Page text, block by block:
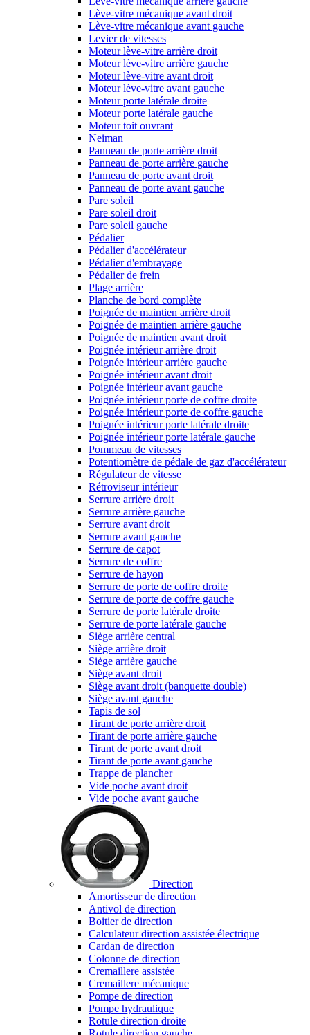
Lève-vitre mécanique avant droit
Lève-vitre mécanique avant gauche
Levier de vitesses
Moteur lève-vitre arrière droit
Moteur lève-vitre arrière gauche
Moteur lève-vitre avant droit
Moteur lève-vitre avant gauche
Moteur porte latérale droite
Moteur porte latérale gauche
Moteur toit ouvrant
Neiman
Panneau de porte arrière droit
Panneau de porte arrière gauche
Panneau de porte avant droit
Panneau de porte avant gauche
Pare soleil
Pare soleil droit
Pare soleil gauche
Pédalier
Pédalier d'accélérateur
Pédalier d'embrayage
Pédalier de frein
Plage arrière
Planche de bord complète
Poignée de maintien arrière droit
Poignée de maintien arrière gauche
Poignée de maintien avant droit
Poignée intérieur arrière droit
Poignée intérieur arrière gauche
Poignée intérieur avant droit
Poignée intérieur avant gauche
Poignée intérieur porte de coffre droite
Poignée intérieur porte de coffre gauche
Poignée intérieur porte latérale droite
Poignée intérieur porte latérale gauche
Pommeau de vitesses
Potentiomètre de pédale de gaz d'accélérateur
Régulateur de vitesse
Rétroviseur intérieur
Serrure arrière droit
Serrure arrière gauche
Serrure avant droit
Serrure avant gauche
Serrure de capot
Serrure de coffre
Serrure de hayon
Serrure de porte de coffre droite
Serrure de porte de coffre gauche
Serrure de porte latérale droite
Serrure de porte latérale gauche
Siège arrière central
Siège arrière droit
Siège arrière gauche
Siège avant droit
Siège avant droit (banquette double)
Siège avant gauche
Tapis de sol
Tirant de porte arrière droit
Tirant de porte arrière gauche
Tirant de porte avant droit
Tirant de porte avant gauche
Trappe de plancher
Vide poche avant droit
Vide poche avant gauche
Direction
Amortisseur de direction
Antivol de direction
Boitier de direction
Calculateur direction assistée électrique
Cardan de direction
Colonne de direction
Cremaillere assistée
Cremaillere mécanique
Pompe de direction
Pompe hydraulique
Rotule direction droite